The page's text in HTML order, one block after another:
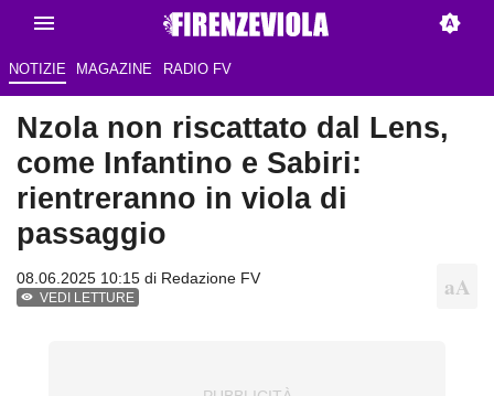
NOTIZIE MAGAZINE RADIO FV
Nzola non riscattato dal Lens,
come Infantino e Sabiri:
rientreranno in viola di
passaggio
08.06.2025 10:15 di Redazione FV
VEDI LETTURE